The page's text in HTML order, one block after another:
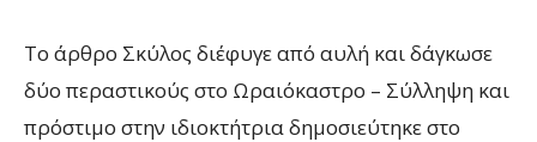
To άρθρο Σκύλος διέφυγε από αυλή και δάγκωσε
δύο περαστικούς στο Ωραιόκαστρο – Σύλληψη και
πρόστιμο στην ιδιοκτήτρια δημοσιεύτηκε στο